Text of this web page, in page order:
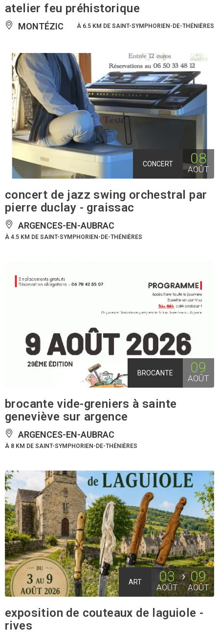
atelier feu préhistorique
MONTÉZIC À 6.5 KM DE SAINT-SYMPHORIEN-DE-THÉNIÈRES
CONCERT 08
AOÛT
concert de jazz swing orchestral par
pierre duclay - graissac
ARGENCES-EN-AUBRAC
À 4.5 KM DE SAINT-SYMPHORIEN-DE-THÉNIÈRES
BROCANTE 09
AOÛT
brocante vide-greniers à sainte
geneviève sur argence
ARGENCES-EN-AUBRAC
À 8 KM DE SAINT-SYMPHORIEN-DE-THÉNIÈRES
ART 03
AOÛT
09
AOÛT
exposition de couteaux de laguiole -
rives